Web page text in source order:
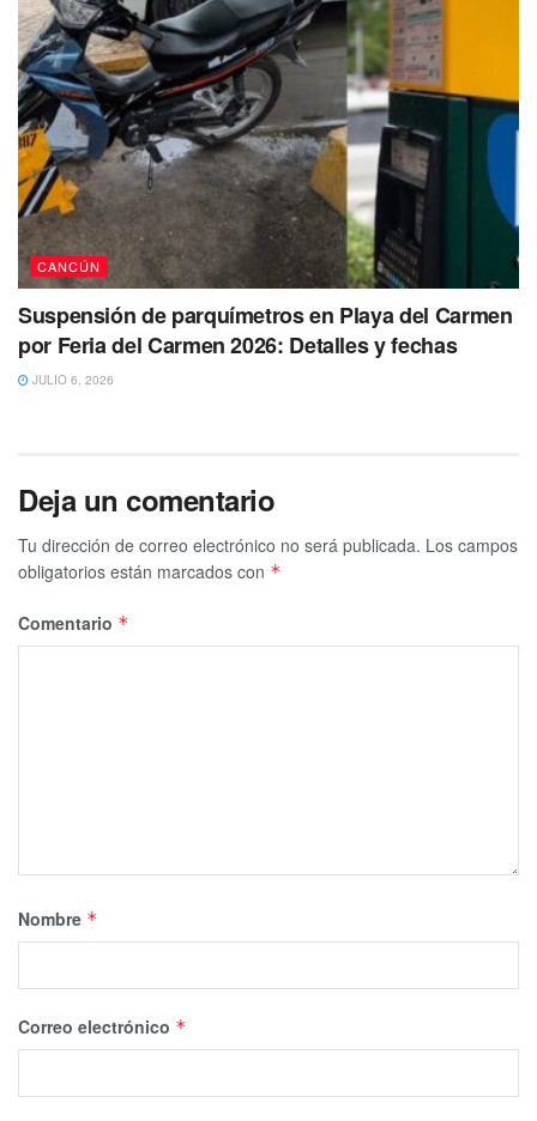
CANCÚN
Suspensión de parquímetros en Playa del Carmen
por Feria del Carmen 2026: Detalles y fechas
JULIO 6, 2026
Deja un comentario
Tu dirección de correo electrónico no será publicada. Los campos
obligatorios están marcados con *
Comentario *
Nombre *
Correo electrónico *